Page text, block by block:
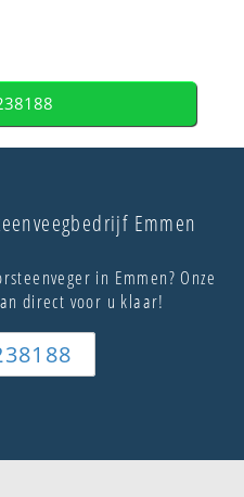
Emmen
in Emmen? Onze
direct voor u klaar!